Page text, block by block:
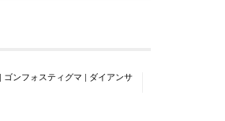
| ゴンフォスティグマ | ダイアンサ